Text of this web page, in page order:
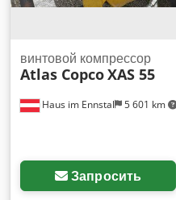
Haus im Ennstal 5 601 km
винтовой компрессор
Atlas CopcoXAS 55
Запросить